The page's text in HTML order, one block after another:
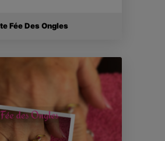
Fée Des Ongles